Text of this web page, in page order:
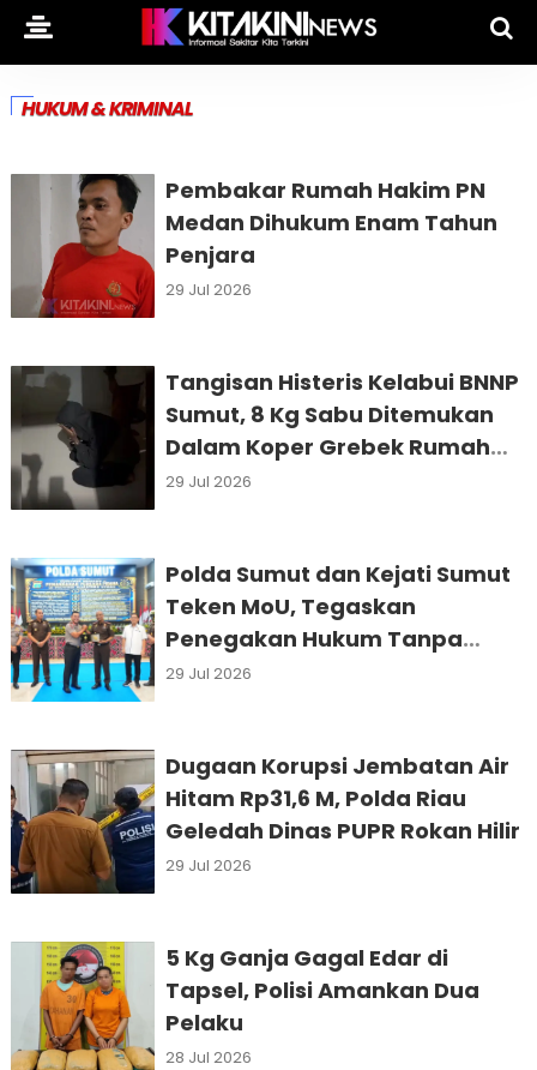
HUKUM & KRIMINAL
Pembakar Rumah Hakim PN
Medan Dihukum Enam Tahun
Penjara
29 Jul 2026
Tangisan Histeris Kelabui BNNP
Sumut, 8 Kg Sabu Ditemukan
Dalam Koper Grebek Rumah
Pengedar
29 Jul 2026
Polda Sumut dan Kejati Sumut
Teken MoU, Tegaskan
Penegakan Hukum Tanpa
Praktik Transaksional
29 Jul 2026
Dugaan Korupsi Jembatan Air
Hitam Rp31,6 M, Polda Riau
Geledah Dinas PUPR Rokan Hilir
29 Jul 2026
5 Kg Ganja Gagal Edar di
Tapsel, Polisi Amankan Dua
Pelaku
28 Jul 2026